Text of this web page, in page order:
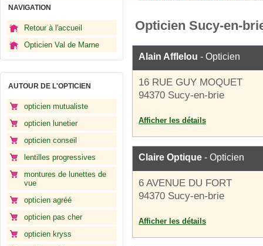
NAVIGATION
Retour à l'accueil
Opticien Val de Marne
AUTOUR DE L'OPTICIEN
opticien mutualiste
opticien lunetier
opticien conseil
lentilles progressives
montures de lunettes de
vue
opticien agréé
opticien pas cher
opticien kryss
Opticien Sucy-en-
Alain Afflelou - Opticien
16 RUE GUY MOQUET
94370 Sucy-en-brie
Afficher les détails
Claire Optique - Opticien
6 AVENUE DU FORT
94370 Sucy-en-brie
Afficher les détails